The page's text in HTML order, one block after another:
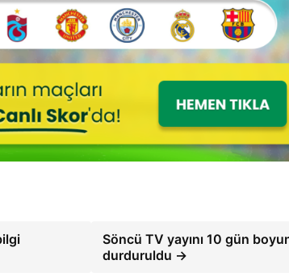
Söncü TV yayını 10 gün
durduruldu →